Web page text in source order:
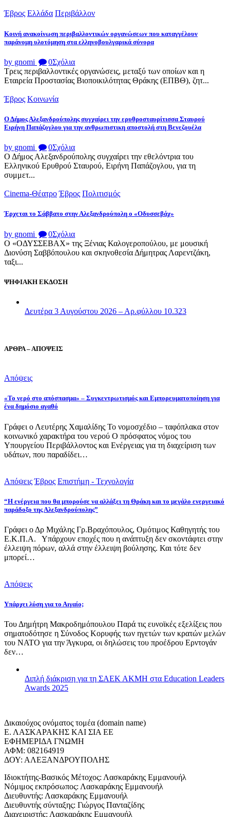
Έβρος Ελλάδα Περιβάλλον
Κοινή ανακοίνωση περιβαλλοντικών οργανώσεων που καταγγέλουν
παράνομη υλοτόμηση στα ελληνοβουλγαρικά σύνορα
by gnomi 0Σχόλια
Τρεις περιβαλλοντικές οργανώσεις, μεταξύ των οποίων και η
Εταιρεία Προστασίας Βιοποικιλότητας Θράκης (ΕΠΒΘ), ζητ...
Έβρος Κοινωνία
Ο Δήμος Αλεξανδρούπολης συγχαίρει την ερυθροσταυρίτισσα Σταυρού
Ειρήνη Παπάζογλου για την ανθρωπιστικη αποστολή στη Βενεζουέλα
by gnomi 0Σχόλια
Ο Δήμος Αλεξανδρούπολης συγχαίρει την εθελόντρια του
Ελληνικού Ερυθρού Σταυρού, Ειρήνη Παπάζογλου, για τη
συμμετ...
Cinema-Θέατρο Έβρος Πολιτισμός
Έρχεται το Σάββατο στην Αλεξανδρούπολη ο «Οδυσσεβάχ»
by gnomi 0Σχόλια
Ο «ΟΔΥΣΣΕΒΑΧ» της Ξένιας Καλογεροπούλου, με μουσική
Διονύση Σαββόπουλου και σκηνοθεσία Δήμητρας Λαρεντζάκη,
ταξι...
ΨΗΦΙΑΚΗ ΕΚΔΟΣΗ
Δευτέρα 3 Αυγούστου 2026 – Αρ.φύλλου 10.323
ΑΡΘΡΑ – ΑΠΟΨΕΙΣ
Απόψεις
«Το νερό στο απόσπασμα» – Συγκεντρωτισμός και Εμπορευματοποίηση για
ένα δημόσιο αγαθό
Γράφει ο Λευτέρης Χαμαλίδης Το νομοσχέδιο – ταφόπλακα στον
κοινωνικό χαρακτήρα του νερού Ο πρόσφατος νόμος του
Υπουργείου Περιβάλλοντος και Ενέργειας για τη διαχείριση των
υδάτων, που παραδίδει…
Απόψεις Έβρος Επιστήμη - Τεχνολογία
“Η ενέργεια που θα μπορούσε να αλλάξει τη Θράκη και το μεγάλο ενεργειακό
παράδοξο της Αλεξανδρούπολης”
Γράφει ο Δρ Μιχάλης Γρ.Βραχόπουλος, Ομότιμος Καθηγητής του
Ε.Κ.Π.Α. Υπάρχουν εποχές που η ανάπτυξη δεν σκοντάφτει στην
έλλειψη πόρων, αλλά στην έλλειψη βούλησης. Και τότε δεν
μπορεί…
Απόψεις
Υπάρχει λύση για το Αιγαίο;
Του Δημήτρη Μακροδημόπουλου Παρά τις ευνοϊκές εξελίξεις που
σηματοδότησε η Σύνοδος Κορυφής των ηγετών των κρατών μελών
του ΝΑΤΟ για την Άγκυρα, οι δηλώσεις του προέδρου Ερντογάν
δεν…
Διπλή διάκριση για τη ΣΑΕΚ ΑΚΜΗ στα Education Leaders
Awards 2025
Δικαιούχος ονόματος τομέα (domain name)
Ε. ΛΑΣΚΑΡΑΚΗΣ ΚΑΙ ΣΙΑ ΕΕ
ΕΦΗΜΕΡΙΔΑ ΓΝΩΜΗ
ΑΦΜ: 082164919
ΔΟΥ: ΑΛΕΞΑΝΔΡΟΥΠΟΛΗΣ
Ιδιοκτήτης-Βασικός Μέτοχος: Λασκαράκης Εμμανουήλ
Νόμιμος εκπρόσωπος: Λασκαράκης Εμμανουήλ
Διευθυντής: Λασκαράκης Εμμανουήλ
Διευθυντής σύνταξης: Γιώργος Πανταζίδης
Διαχειριστής: Λασκαράκης Εμμανουήλ